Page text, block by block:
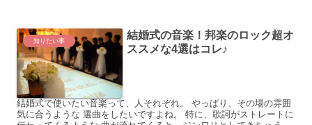
知りたい事
結婚式の音楽！邦楽のロック超オ
ススメな4選はコレ♪
結婚式で使いたい音楽って、人それぞれ。 やっぱり、その場の雰囲
気に合うような 選曲をしたいですよね。 特に、歌詞がストレートに